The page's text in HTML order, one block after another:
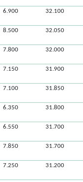
6.900 32.100
8.500 32.050
7.800 32.000
7.150 31.900
7.100 31.850
6.350 31.800
6.550 31.700
7.850 31.700
7.250 31.200